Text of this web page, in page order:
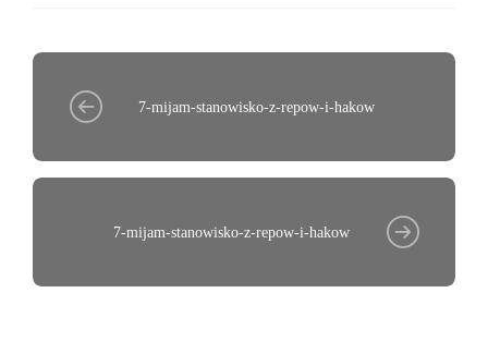
7-mijam-stanowisko-z-repow-i-hakow
7-mijam-stanowisko-z-repow-i-hakow